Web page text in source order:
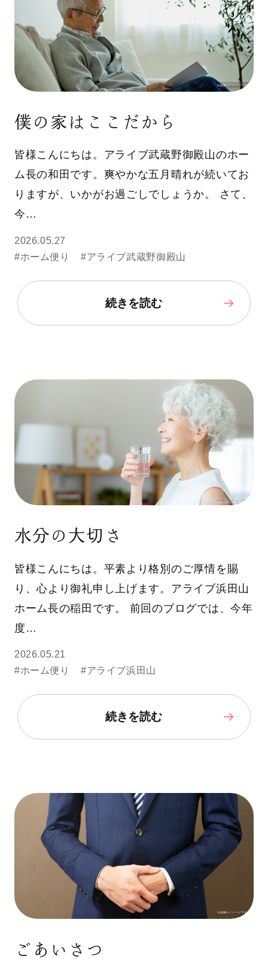
僕の家はここだから
皆様こんにちは。アライブ武蔵野御殿山のホー
ム長の和田です。爽やかな五月晴れが続いてお
りますが、いかがお過ごしでしょうか。 さて、
今…
2026.05.27
#ホーム便り
#アライブ武蔵野御殿山
続きを読む
水分の大切さ
皆様こんにちは。平素より格別のご厚情を賜
り、心より御礼申し上げます。アライブ浜田山
ホーム長の稲田です。 前回のブログでは、今年
度…
2026.05.21
#ホーム便り
#アライブ浜田山
続きを読む
ごあいさつ